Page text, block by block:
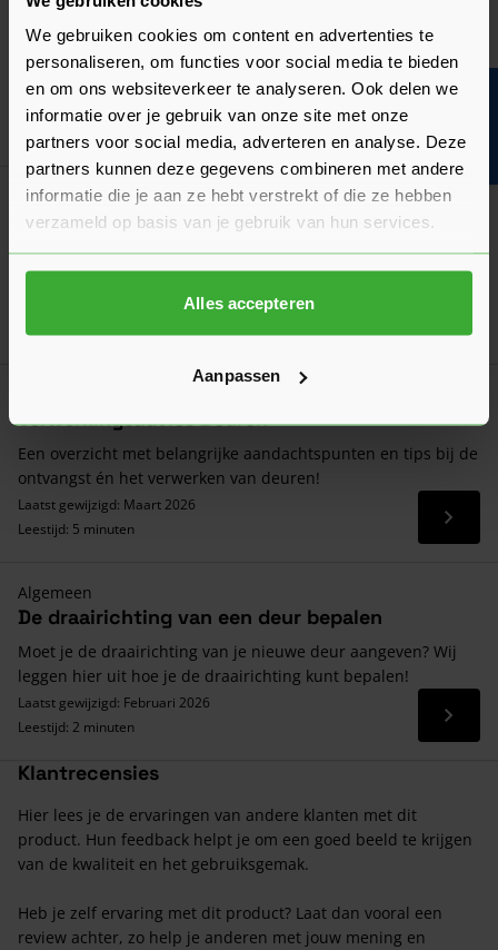
We gebruiken cookies om content en advertenties te
personaliseren, om functies voor social media te bieden
en om ons websiteverkeer te analyseren. Ook delen we
informatie over je gebruik van onze site met onze
partners voor social media, adverteren en analyse. Deze
partners kunnen deze gegevens combineren met andere
informatie die je aan ze hebt verstrekt of die ze hebben
verzameld op basis van je gebruik van hun services.
Alles accepteren
Aanpassen
Wat is het verschil tussen opdek en stomp?
Ontdek wat de verschillen zijn en welke vorm deur geschikt is
voor jouw situatie!
Laatst gewijzigd: Maart 2026
Leestijd: 2 minuten
Algemeen
Een deur opmeten: hoe doe je dat?
Het opmeten moet nauwkeurig gebeuren. Wij leggen uit hoe
je zowel een opdekdeur als stompe deur opmeet!
Laatst gewijzigd: Februari 2026
Leestijd: 2 minuten
Lees
Verwerkingsadvies Deuren
Een overzicht met belangrijke aandachtspunten en tips bij de
ontvangst én het verwerken van deuren!
Laatst gewijzigd: Maart 2026
Leestijd: 5 minuten
Lees
Algemeen
De draairichting van een deur bepalen
Moet je de draairichting van je nieuwe deur aangeven? Wij
leggen hier uit hoe je de draairichting kunt bepalen!
Laatst gewijzigd: Februari 2026
Leestijd: 2 minuten
Lees
Klantrecensies
Hier lees je de ervaringen van andere klanten met dit
product. Hun feedback helpt je om een goed beeld te krijgen
van de kwaliteit en het gebruiksgemak.
Heb je zelf ervaring met dit product? Laat dan vooral een
review achter, zo help je anderen met jouw mening en